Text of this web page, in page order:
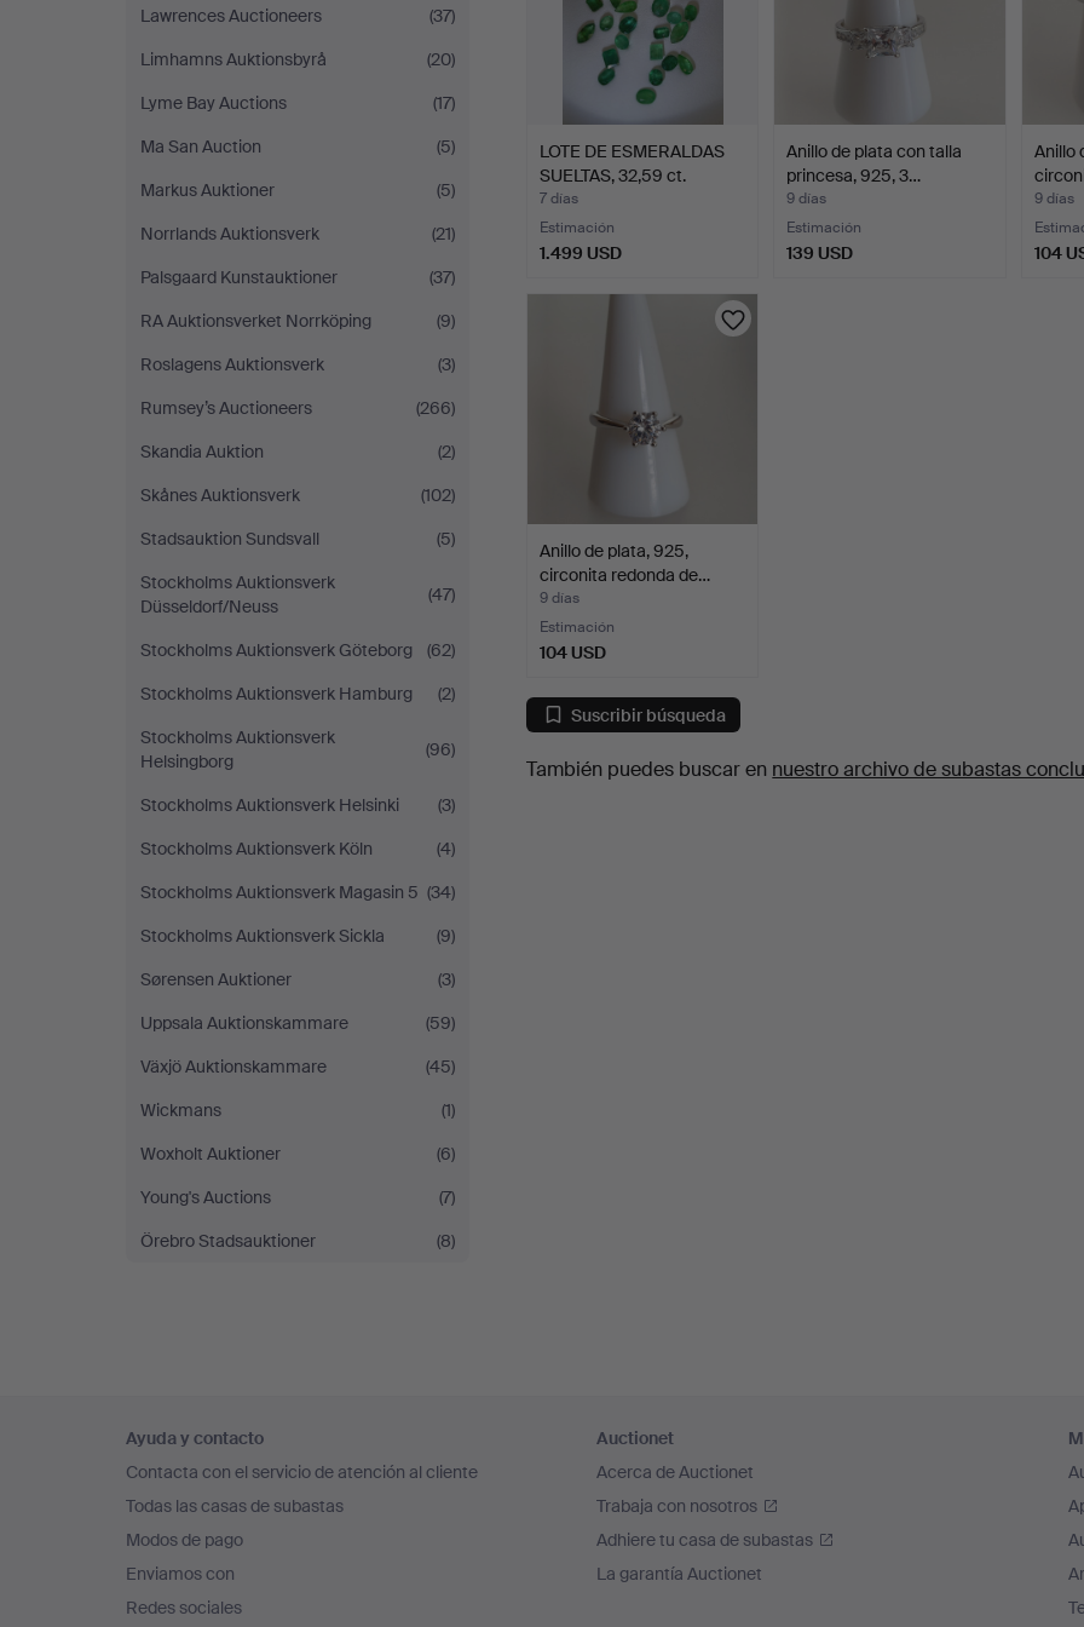
Lawrences Auctioneers
(37)
Limhamns Auktionsbyrå
(20)
Lyme Bay Auctions
(17)
Ma San Auction
(5)
Markus Auktioner
(5)
Norrlands Auktionsverk
(21)
Palsgaard Kunstauktioner
(37)
RA Auktionsverket Norrköping
(9)
Roslagens Auktionsverk
(3)
Rumsey’s Auctioneers
(266)
Skandia Auktion
(2)
Skånes Auktionsverk
(102)
Stadsauktion Sundsvall
(5)
Stockholms Auktionsverk
Düsseldorf/Neuss
(47)
Stockholms Auktionsverk Göteborg
(62)
Stockholms Auktionsverk Hamburg
(2)
Stockholms Auktionsverk
Helsingborg
(96)
Stockholms Auktionsverk Helsinki
(3)
Stockholms Auktionsverk Köln
(4)
Stockholms Auktionsverk Magasin 5 (34)
Stockholms Auktionsverk Sickla
(9)
Sørensen Auktioner
(3)
Uppsala Auktionskammare
(59)
Växjö Auktionskammare
(45)
Wickmans
(1)
Woxholt Auktioner
(6)
Young's Auctions
(7)
Örebro Stadsauktioner
(8)
LOTE DE ESMERALDAS
SUELTAS, 32,59 ct.
7 días
Estimación
1.499 USD
Anillo de plata con talla
princesa, 925, 3…
9 días
Estimación
139 USD
Anillo
9 días
104
Anillo de plata, 925,
circonita redonda de…
9 días
Estimación
104 USD
Suscribir búsqueda
También puedes buscar en nuestro archivo de subastas
en
el
pie
de
página
Ayuda y contacto
Contacta con el servicio de atención al cliente
Todas las casas de subastas
Modos de pago
Enviamos con
Redes sociales
Auctionet
Acerca de Auctionet
Trabaja con nosotros
Adhiere tu casa de subastas
La garantía Auctionet